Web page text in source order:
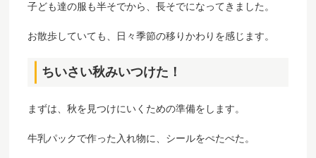
子ども達の服も半そでから、長そでになってきました。
お散歩していても、日々季節の移りかわりを感じます。
ちいさい秋みいつけた！
まずは、秋を見つけにいくための準備をします。
牛乳パックで作った入れ物に、シールをぺたぺた。